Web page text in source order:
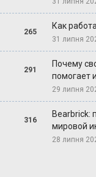
265
Как
31 липня
291
Почему
помогает
29 липня
316
Bearbrick:
мировой
28 липня